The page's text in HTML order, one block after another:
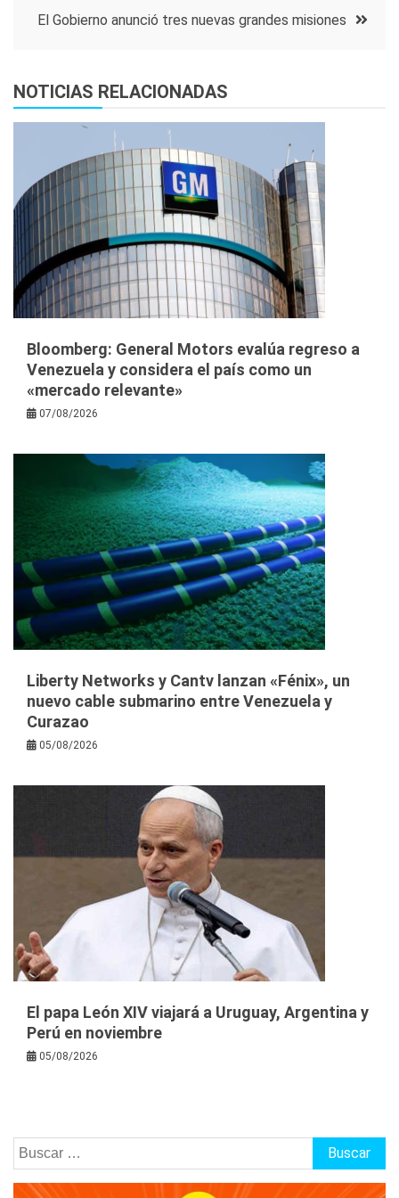
entradas
El Gobierno anunció tres nuevas grandes misiones
NOTICIAS RELACIONADAS
Bloomberg: General Motors evalúa regreso a
Venezuela y considera el país como un
«mercado relevante»
07/08/2026
Liberty Networks y Cantv lanzan «Fénix», un
nuevo cable submarino entre Venezuela y
Curazao
05/08/2026
El papa León XIV viajará a Uruguay, Argentina y
Perú en noviembre
05/08/2026
Buscar: